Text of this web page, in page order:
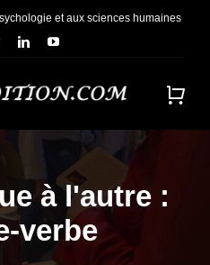
et aux sciences humaines
à l'autre :
verbe